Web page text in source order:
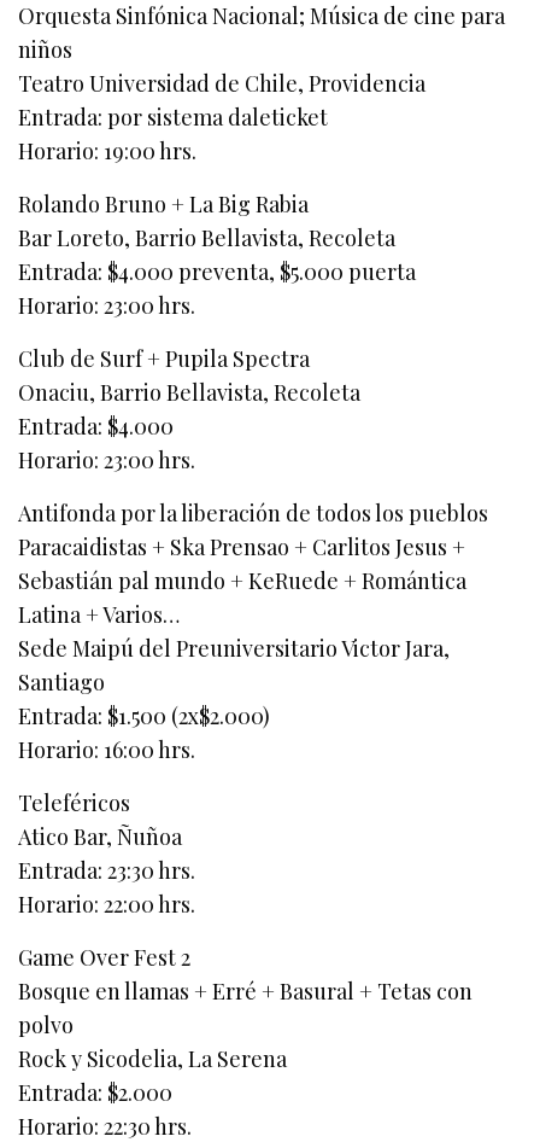
Orquesta Sinfónica Nacional; Música de cine para
niños
Teatro Universidad de Chile, Providencia
Entrada: por sistema daleticket
Horario: 19:00 hrs.
Rolando Bruno + La Big Rabia
Bar Loreto, Barrio Bellavista, Recoleta
Entrada: $4.000 preventa, $5.000 puerta
Horario: 23:00 hrs.
Club de Surf + Pupila Spectra
Onaciu, Barrio Bellavista, Recoleta
Entrada: $4.000
Horario: 23:00 hrs.
Antifonda por la liberación de todos los pueblos
Paracaidistas + Ska Prensao + Carlitos Jesus +
Sebastián pal mundo + KeRuede + Romántica
Latina + Varios…
Sede Maipú del Preuniversitario Victor Jara,
Santiago
Entrada: $1.500 (2x$2.000)
Horario: 16:00 hrs.
Teleféricos
Atico Bar, Ñuñoa
Entrada: 23:30 hrs.
Horario: 22:00 hrs.
Game Over Fest 2
Bosque en llamas + Erré + Basural + Tetas con
polvo
Rock y Sicodelia, La Serena
Entrada: $2.000
Horario: 22:30 hrs.